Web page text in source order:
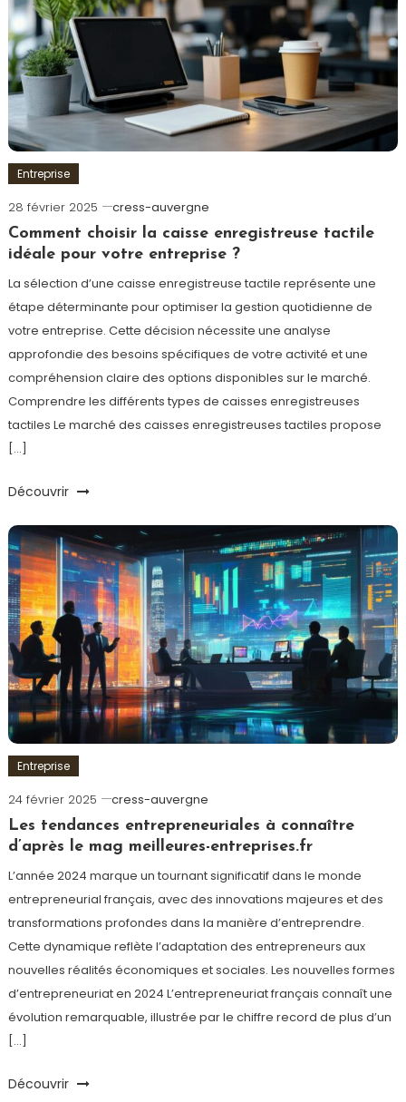
Entreprise
28 février 2025
cress-auvergne
Comment choisir la caisse enregistreuse tactile
idéale pour votre entreprise ?
La sélection d’une caisse enregistreuse tactile représente une
étape déterminante pour optimiser la gestion quotidienne de
votre entreprise. Cette décision nécessite une analyse
approfondie des besoins spécifiques de votre activité et une
compréhension claire des options disponibles sur le marché.
Comprendre les différents types de caisses enregistreuses
tactiles Le marché des caisses enregistreuses tactiles propose
[…]
Découvrir
Entreprise
24 février 2025
cress-auvergne
Les tendances entrepreneuriales à connaître
d’après le mag meilleures-entreprises.fr
L’année 2024 marque un tournant significatif dans le monde
entrepreneurial français, avec des innovations majeures et des
transformations profondes dans la manière d’entreprendre.
Cette dynamique reflète l’adaptation des entrepreneurs aux
nouvelles réalités économiques et sociales. Les nouvelles formes
d’entrepreneuriat en 2024 L’entrepreneuriat français connaît une
évolution remarquable, illustrée par le chiffre record de plus d’un
[…]
Découvrir